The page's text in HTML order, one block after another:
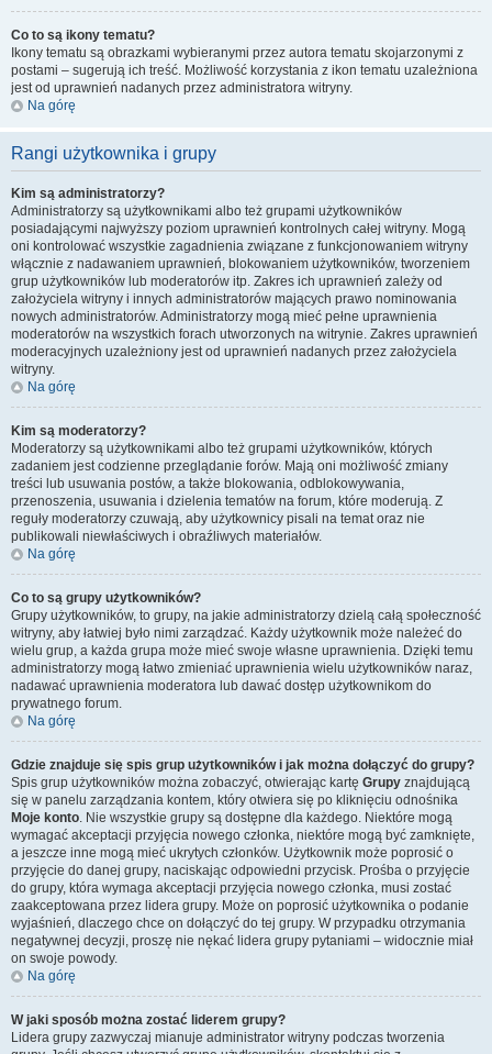
Co to są ikony tematu?
Ikony tematu są obrazkami wybieranymi przez autora tematu skojarzonymi z
postami – sugerują ich treść. Możliwość korzystania z ikon tematu uzależniona
jest od uprawnień nadanych przez administratora witryny.
Na górę
Rangi użytkownika i grupy
Kim są administratorzy?
Administratorzy są użytkownikami albo też grupami użytkowników
posiadającymi najwyższy poziom uprawnień kontrolnych całej witryny. Mogą
oni kontrolować wszystkie zagadnienia związane z funkcjonowaniem witryny
włącznie z nadawaniem uprawnień, blokowaniem użytkowników, tworzeniem
grup użytkowników lub moderatorów itp. Zakres ich uprawnień zależy od
założyciela witryny i innych administratorów mających prawo nominowania
nowych administratorów. Administratorzy mogą mieć pełne uprawnienia
moderatorów na wszystkich forach utworzonych na witrynie. Zakres uprawnień
moderacyjnych uzależniony jest od uprawnień nadanych przez założyciela
witryny.
Na górę
Kim są moderatorzy?
Moderatorzy są użytkownikami albo też grupami użytkowników, których
zadaniem jest codzienne przeglądanie forów. Mają oni możliwość zmiany
treści lub usuwania postów, a także blokowania, odblokowywania,
przenoszenia, usuwania i dzielenia tematów na forum, które moderują. Z
reguły moderatorzy czuwają, aby użytkownicy pisali na temat oraz nie
publikowali niewłaściwych i obraźliwych materiałów.
Na górę
Co to są grupy użytkowników?
Grupy użytkowników, to grupy, na jakie administratorzy dzielą całą społeczność
witryny, aby łatwiej było nimi zarządzać. Każdy użytkownik może należeć do
wielu grup, a każda grupa może mieć swoje własne uprawnienia. Dzięki temu
administratorzy mogą łatwo zmieniać uprawnienia wielu użytkowników naraz,
nadawać uprawnienia moderatora lub dawać dostęp użytkownikom do
prywatnego forum.
Na górę
Gdzie znajduje się spis grup użytkowników i jak można dołączyć do grupy?
Spis grup użytkowników można zobaczyć, otwierając kartę Grupy znajdującą
się w panelu zarządzania kontem, który otwiera się po kliknięciu odnośnika
Moje konto. Nie wszystkie grupy są dostępne dla każdego. Niektóre mogą
wymagać akceptacji przyjęcia nowego członka, niektóre mogą być zamknięte,
a jeszcze inne mogą mieć ukrytych członków. Użytkownik może poprosić o
przyjęcie do danej grupy, naciskając odpowiedni przycisk. Prośba o przyjęcie
do grupy, która wymaga akceptacji przyjęcia nowego członka, musi zostać
zaakceptowana przez lidera grupy. Może on poprosić użytkownika o podanie
wyjaśnień, dlaczego chce on dołączyć do tej grupy. W przypadku otrzymania
negatywnej decyzji, proszę nie nękać lidera grupy pytaniami – widocznie miał
on swoje powody.
Na górę
W jaki sposób można zostać liderem grupy?
Lidera grupy zazwyczaj mianuje administrator witryny podczas tworzenia